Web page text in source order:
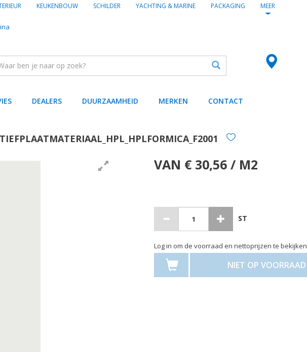
KEUKENBOUW SCHILDER YACHTING & MARINE PACKAGING MEER
DEALERS DUURZAAMHEID MERKEN CONTACT
VAN € 30,56 / M2
ST
Log in om de voorraad en nettoprijzen te bekijken
NIET OP VOORRAAD